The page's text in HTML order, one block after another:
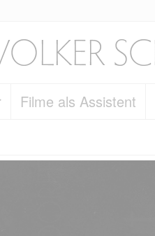
Filme als Assistent